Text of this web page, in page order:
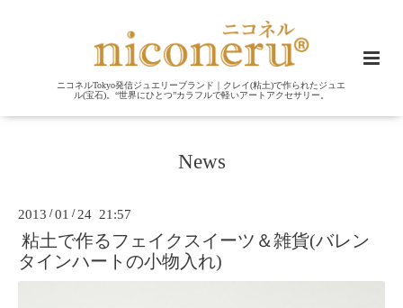
ニコネルTokyo発信ジュエリーブランド｜クレイ(粘土)で作られたジュエ
ル(宝石)。“世界にひとつ”カラフルで軽いアートアクセサリー。
News
2013 /01 / 24 21:57
粘土で作るフェイクスイーツ＆雑貨(バレン
タインハートの小物入れ)